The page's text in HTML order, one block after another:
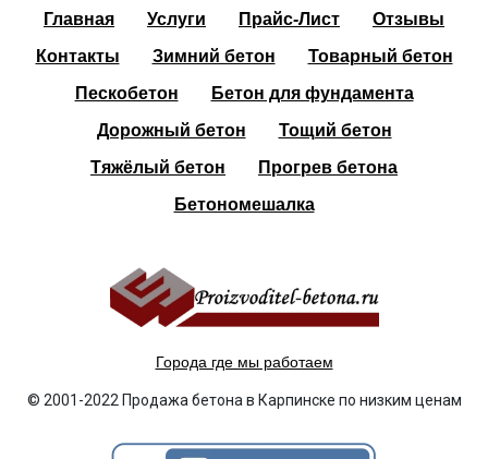
Главная Услуги Прайс-Лист
Отзывы
Контакты
Зимний бетон
Товарный бетон
Пескобетон
Бетон для фундамента
Дорожный бетон
Тощий бетон
Тяжёлый бетон
Прогрев бетона
Бетономешалка
Города где мы работаем
© 2001-2022 Продажа бетона в Карпинске по низким ценам